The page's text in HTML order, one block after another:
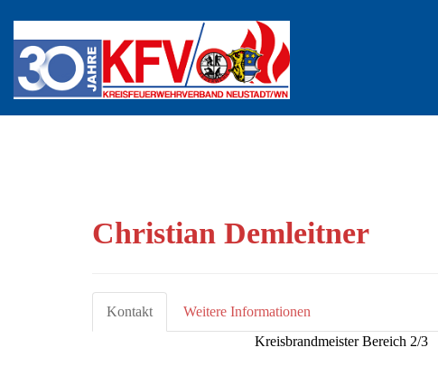
Christian Demleitner
Kontakt
Weitere Informationen
Kreisbrandmeister Bereich 2/3